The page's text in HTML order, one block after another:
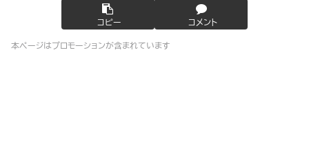
コピー コメント
本ページはプロモーションが含まれています